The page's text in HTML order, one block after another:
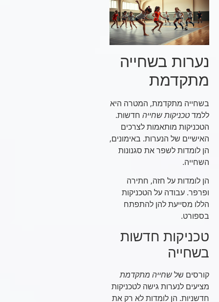
נערות בשחייה
מתקדמת
בשחייה מתקדמת, המטרה היא
ללמדטכניקות שחייהחדשות.
הטכניקות מותאמות לצרכים
האישיים של הנערות. באימונים,
הן לומדות לשפר את סגנונות
השחייה.
הן לומדות על חזה, חתירה
ופרפר. עבודה על הטכניקות
הללו מסייעת להן להתפתח
בספורט.
טכניקות חדשות
בשחייה
קורסים שלשחייה מתקדמת
מציעים לנערות גישה לטכניקות
חדשניות. הן לומדות לא רק את